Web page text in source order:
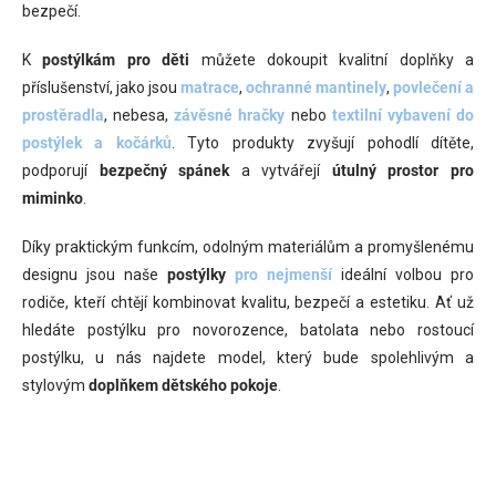
bezpečí.
Kpostýlkám pro děti můžete dokoupit kvalitní doplňky a
příslušenství, jako jsou matrace, ochranné mantinely, povlečení a
prostěradla, nebesa,závěsné hračky nebo textilní vybavení do
postýlek a kočárků . Tyto produkty zvyšují pohodlí dítěte,
podporují bezpečný spánek a vytvářejí útulný prostor pro
miminko
Díky praktickým funkcím, odolným materiálům a promyšlenému
designu jsou naše postýlky pro nejmenší ideální volbou pro
rodiče, kteří chtějí kombinovat kvalitu, bezpečí a estetiku. Ať už
hledáte postýlku pro novorozence, batolata nebo rostoucí
postýlku, u nás najdete model, který bude spolehlivým a
stylovým doplňkem dětského pokoje